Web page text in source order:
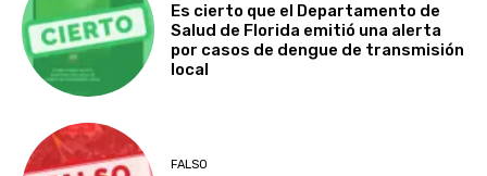
Es cierto que el Departamento de
Salud de Florida emitió una alerta
por casos de dengue de transmisión
local
FALSO